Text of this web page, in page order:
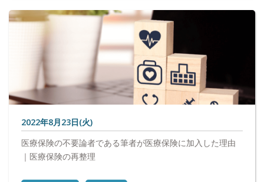
2022年8月23日(火)
医療保険の不要論者である筆者が医療保険に加入した理由
｜医療保険の再整理